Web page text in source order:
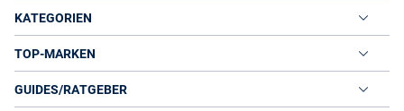
KATEGORIEN
TOP-MARKEN
GUIDES/RATGEBER